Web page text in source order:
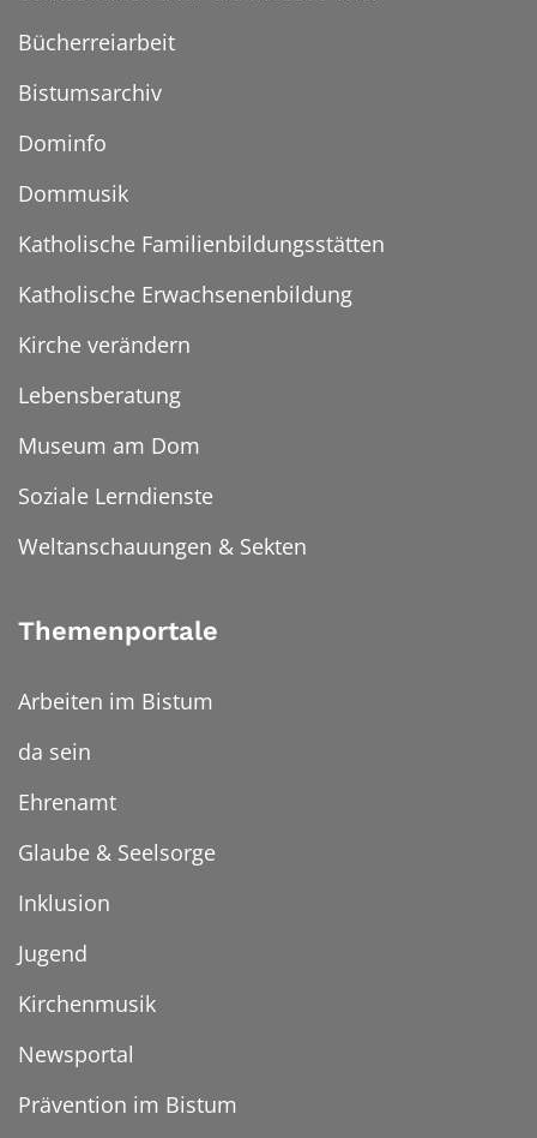
Bücherreiarbeit
Bistumsarchiv
Dominfo
Dommusik
Katholische Familienbildungsstätten
Katholische Erwachsenenbildung
Kirche verändern
Lebensberatung
Museum am Dom
Soziale Lerndienste
Weltanschauungen & Sekten
Themenportale
Arbeiten im Bistum
da sein
Ehrenamt
Glaube & Seelsorge
Inklusion
Jugend
Kirchenmusik
Newsportal
Prävention im Bistum